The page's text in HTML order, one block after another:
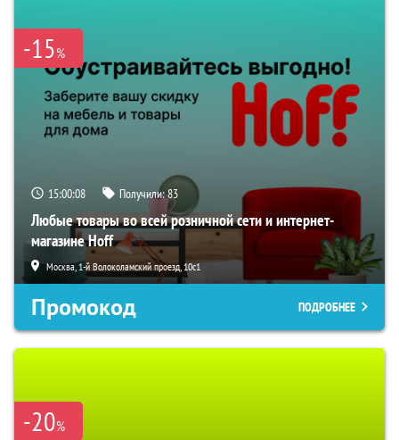
-15%
15:00:07 Получили:83
Любые товары во всей розничной сети и интернет-
магазине Hoff
Москва, 1-й Волоколамский проезд, 10с1
Промокод ПОДРОБНЕЕ
-20%